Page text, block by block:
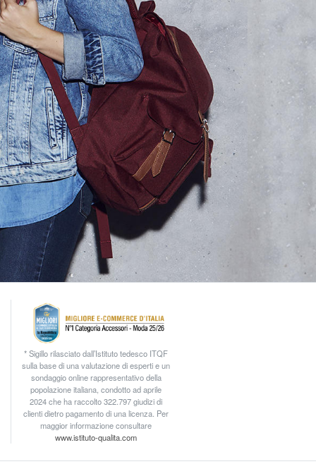
* Sigillo rilasciato dall’Istituto tedesco ITQF
sulla base di una valutazione di esperti e un
sondaggio online rappresentativo della
popolazione italiana, condotto ad aprile
2024 che ha raccolto 322.797 giudizi di
clienti dietro pagamento di una licenza. Per
maggior informazione consultare
www.istituto-qualita.com